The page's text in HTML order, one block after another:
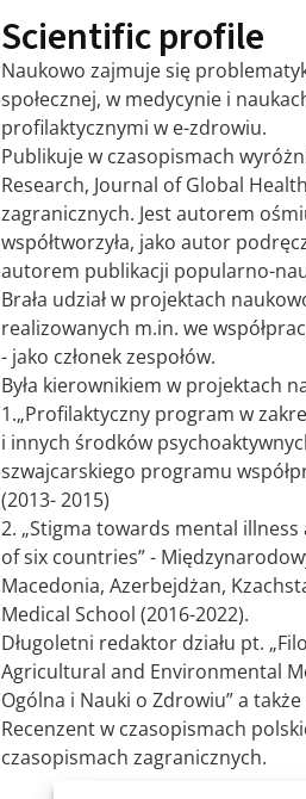
Scientific profile
Naukowo zajmuje się
społecznej, w medycynie i
profilaktycznymi w e-zdrowiu.
Publikuje w czasopismach
Research, Journal of Global
zagranicznych. Jest autorem
współtworzyła, jako autor
autorem publikacji popularno-
Brała udział w projektach
realizowanych m.in. we
- jako członek zespołów.
Była kierownikiem w projektach
1.„Profilaktyczny program w
i innych środków
szwajcarskiego programu
(2013- 2015)
2. „Stigma towards mental
of six countries” -
Macedonia, Azerbejdżan,
Medical School (2016-2022).
Długoletni redaktor działu pt.
Agricultural and Environmental
Ogólna i Nauki o Zdrowiu” a
Recenzent w czasopismach
czasopismach zagranicznych.